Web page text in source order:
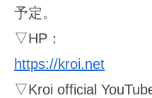
予定。
▽HP：
https://kroi.net
▽Kroi official